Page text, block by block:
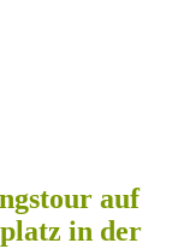
auf
in der